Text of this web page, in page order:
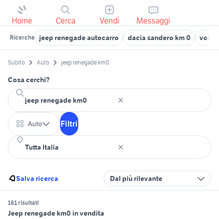
Home Cerca Vendi Messaggi
Ricerche jeep renegade autocarro dacia sandero km 0
Subito Auto jeep renegade km0
Cosa cerchi?
Auto Filtri
Salva ricerca Dal più rilevante
161 risultati
Jeep renegade km0 in vendita